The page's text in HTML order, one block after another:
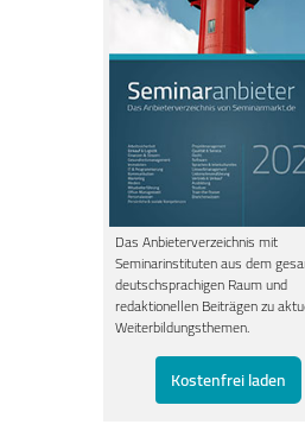
Das Anbieterverzeichnis mit
Seminarinstituten aus dem
deutschsprachigen Raum und
redaktionellen Beiträgen zu
Weiterbildungsthemen.
Kostenfrei laden